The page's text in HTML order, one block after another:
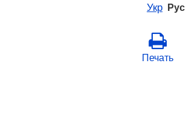
Укр Рус
Печать